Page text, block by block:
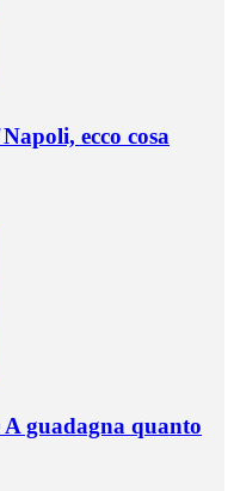
ecco cosa
A guadagna quanto